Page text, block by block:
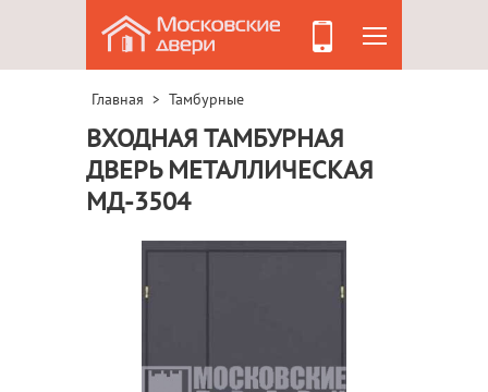
Главная > Тамбурные
ВХОДНАЯ ТАМБУРНАЯ
ДВЕРЬ МЕТАЛЛИЧЕСКАЯ
МД-3504